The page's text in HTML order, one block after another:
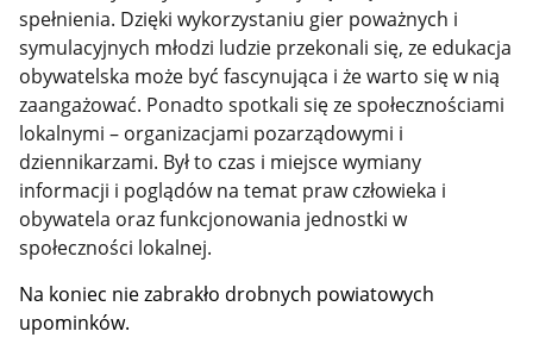
spełnienia. Dzięki wykorzystaniu gier poważnych i
symulacyjnych młodzi ludzie przekonali się, ze edukacja
obywatelska może być fascynująca i że warto się w nią
zaangażować. Ponadto spotkali się ze społecznościami
lokalnymi – organizacjami pozarządowymi i
dziennikarzami. Był to czas i miejsce wymiany
informacji i poglądów na temat praw człowieka i
obywatela oraz funkcjonowania jednostki w
społeczności lokalnej.
Na koniec nie zabrakło drobnych powiatowych
upominków.